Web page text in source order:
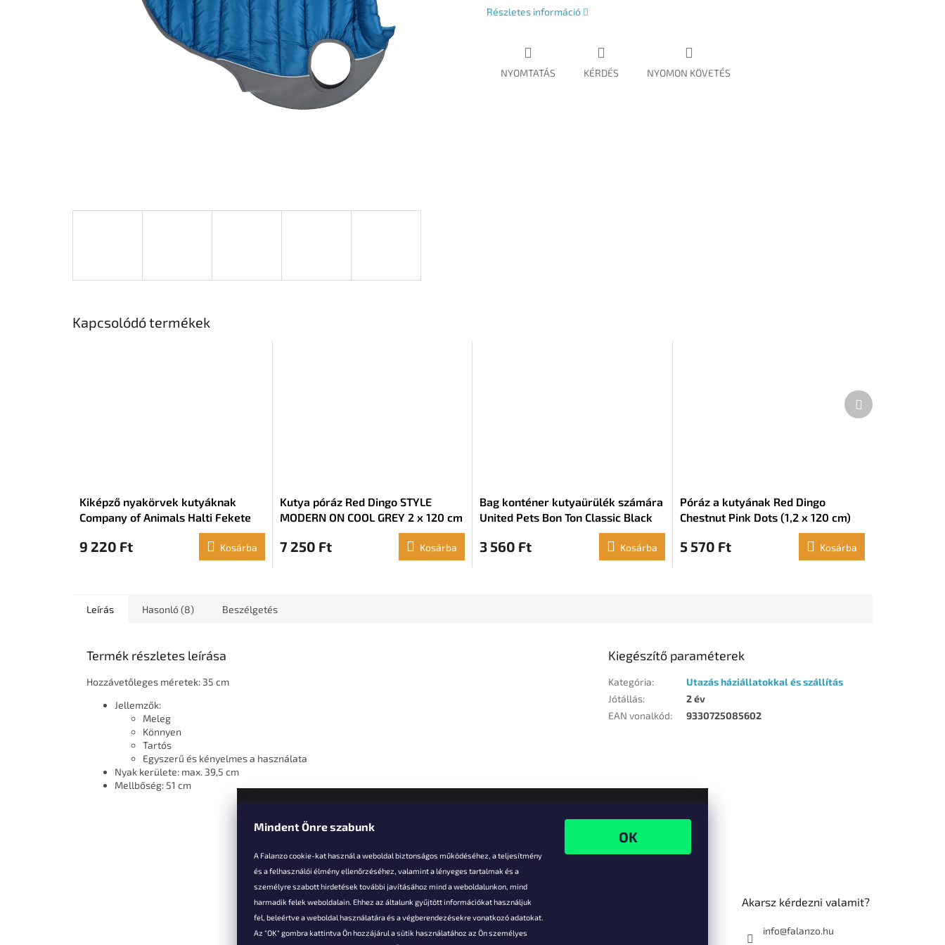
Mindent Önre szabunk
A Falanzo cookie-kat használ a weboldal biztonságos működéséhez, a teljesítmény
és a felhasználói élmény ellenőrzéséhez, valamint a lényeges tartalmak és a
személyre szabott hirdetések további javításához mind a weboldalunkon, mind
harmadik felek weboldalain. Ehhez az általunk gyűjtött információkat használjuk
fel, beleértve a weboldal használatára és a végberendezésekre vonatkozó adatokat.
Az "OK" gombra kattintva Ön hozzájárul a sütik használatához az Ön személyes
Részletes információ
NYOMTATÁS KÉRDÉS NYOMON KÖVETÉS
Kapcsolódó termékek
Kiképző nyakörvek kutyáknak
Company of Animals Halti Fekete
9 220 Ft Kosárba
Kutya póráz Red Dingo STYLE
MODERN ON COOL GREY 2 x 120 cm
7 250 Ft Kosárba
Bag konténer kutyaürülék számára
United Pets Bon Ton Classic Black
3 560 Ft Kosárba
Póráz a kutyának Red Dingo
Chestnut Pink Dots (1,2 x 120 cm)
5 570 Ft Kosárba
Következő
termék
Leírás Hasonló (8) Beszélgetés
Termék részletes leírása
Hozzávetőleges méretek: 35 cm
Jellemzők:
Meleg
Könnyen
Tartós
Egyszerű és kényelmes a használata
Nyak kerülete: max. 39,5 cm
Mellbőség: 51 cm
Kiegészítő paraméterek
Kategória:
Utazás háziállatokkal és szállítás
Jótállás:
2 év
EAN vonalkód: 9330725085602
Vevőknek
Hűségkedvezmények
Akarsz kérdezni valamit?
info@falanzo.hu